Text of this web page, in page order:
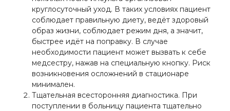
круглосуточный уход. В таких условиях пациент
соблюдает правильную диету, ведёт здоровый
образ жизни, соблюдает режим дня, а значит,
быстрее идёт на поправку. В случае
необходимости пациент может вызвать к себе
медсестру, нажав на специальную кнопку. Риск
возникновения осложнений в стационаре
минимален.
Тщательная всесторонняя диагностика. При
поступлении в больницу пациента тщательно